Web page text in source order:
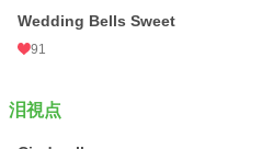
Wedding Bells Sweet
91
泪視点